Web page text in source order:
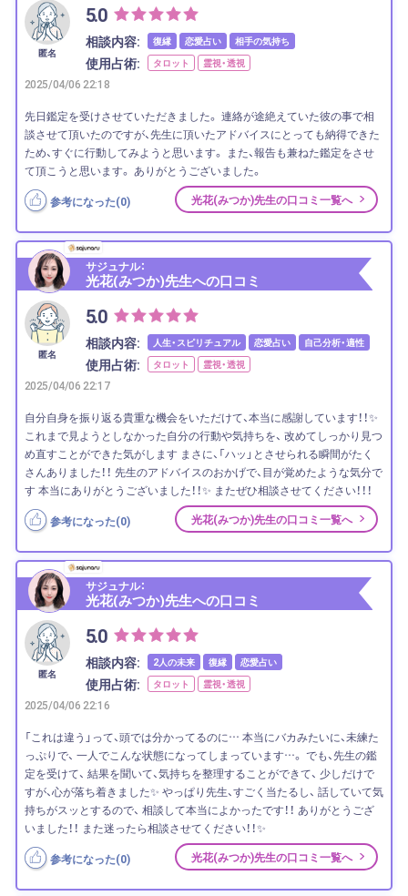
匿名
5.0
相談内容: 復縁 恋愛占い 相手の気持ち
使用占術: タロット 霊視・透視
2025/04/06 22:18
先日鑑定を受けさせていただきました。 連絡が途絶えていた彼の事で相
談させて頂いたのですが、先生に頂いたアドバイスにとっても納得できた
ため、すぐに行動してみようと思います。 また、報告も兼ねた鑑定をさせ
て頂こうと思います。 ありがとうございました。
参考になった(0) 光花(みつか)先生の口コミ一覧へ
サジュナル：
光花(みつか)先生への口コミ
匿名
5.0
相談内容: 人生・スピリチュアル 恋愛占い 自己分析・適性
使用占術: タロット 霊視・透視
2025/04/06 22:17
自分自身を振り返る貴重な機会をいただけて、本当に感謝しています！！✨
これまで見ようとしなかった自分の行動や気持ちを、 改めてしっかり見つ
め直すことができた気がします まさに、「ハッ」とさせられる瞬間がたく
さんありました！！ 先生のアドバイスのおかげで、目が覚めたような気分で
す 本当にありがとうございました！！✨ またぜひ相談させてください！！！
参考になった(0) 光花(みつか)先生の口コミ一覧へ
サジュナル：
光花(みつか)先生への口コミ
匿名
5.0
相談内容: 2人の未来 復縁 恋愛占い
使用占術: タロット 霊視・透視
2025/04/06 22:16
「これは違う」って、頭では分かってるのに… 本当にバカみたいに、未練た
っぷりで、 一人でこんな状態になってしまっています…。 でも、先生の鑑
定を受けて、 結果を聞いて、気持ちを整理することができて、 少しだけで
すが、心が落ち着きました✨ やっぱり先生、すごく当たるし、 話していて気
持ちがスッとするので、 相談して本当によかったです！！ ありがとうござ
いました！！ また迷ったら相談させてください！！✨
参考になった(0) 光花(みつか)先生の口コミ一覧へ